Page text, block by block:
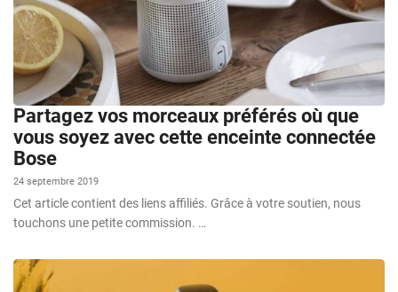
Partagez vos morceaux préférés où que
vous soyez avec cette enceinte connectée
Bose
24 septembre 2019
Cet article contient des liens affiliés. Grâce à votre soutien, nous
touchons une petite commission. …